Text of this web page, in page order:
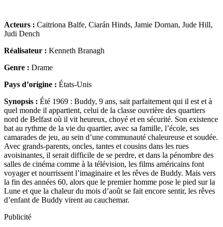
Acteurs : Caitriona Balfe, Ciarán Hinds, Jamie Dornan, Jude Hill,
Judi Dench
Réalisateur : Kenneth Branagh
Genre : Drame
Pays d’origine : États-Unis
Synopsis : Été 1969 : Buddy, 9 ans, sait parfaitement qui il est et à
quel monde il appartient, celui de la classe ouvrière des quartiers
nord de Belfast où il vit heureux, choyé et en sécurité. Son existence
bat au rythme de la vie du quartier, avec sa famille, l’école, ses
camarades de jeu, au sein d’une communauté chaleureuse et soudée.
Avec grands-parents, oncles, tantes et cousins dans les rues
avoisinantes, il serait difficile de se perdre, et dans la pénombre des
salles de cinéma comme à la télévision, les films américains font
voyager et nourrissent l’imaginaire et les rêves de Buddy. Mais vers
la fin des années 60, alors que le premier homme pose le pied sur la
Lune et que la chaleur du mois d’août se fait encore sentir, les rêves
d’enfant de Buddy virent au cauchemar.
Publicité